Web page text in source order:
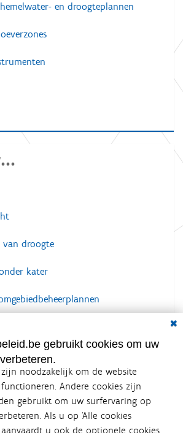
en droogteplannen
van droogte
kater
gebruikt cookies om uw
zijn noodzakelijk om de website
Andere cookies zijn
gebruikt om uw surfervaring op
Als u op ‘Alle cookies
aanvaardt u ook de optionele cookies.
is een
van de Vlaamse